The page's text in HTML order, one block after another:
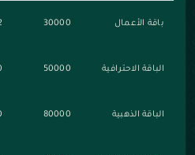
باقة الأعمال 30000
الباقة الاحترافية 50000
الباقة الذهبية 80000